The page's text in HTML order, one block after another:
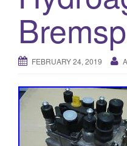
FEBRUARY 24, 2019